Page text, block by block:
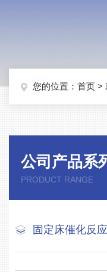
您的位置： 首页 >
公司产品系
PRODUCT RANGE
固定床催化反